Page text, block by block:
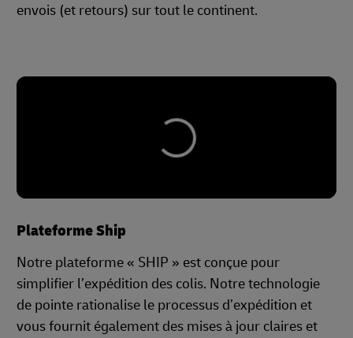
envois (et retours) sur tout le continent.
Plateforme Ship
Notre plateforme « SHIP » est conçue pour
simplifier l’expédition des colis. Notre technologie
de pointe rationalise le processus d’expédition et
vous fournit également des mises à jour claires et